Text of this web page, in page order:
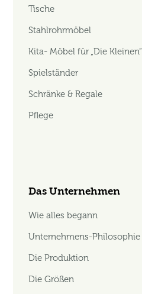
Tische
Stahlrohrmöbel
Kita- Möbel für „Die Kleinen“
Spielständer
Schränke & Regale
Pflege
Das Unternehmen
Wie alles begann
Unternehmens-Philosophie
Die Produktion
Die Größen